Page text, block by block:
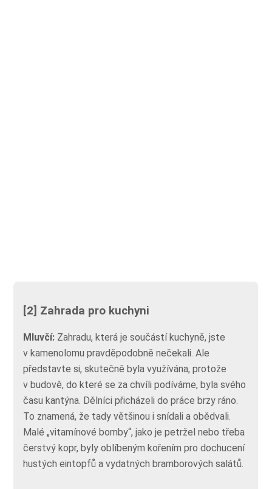
[2] Zahrada pro kuchyni
Mluvčí: Zahradu, která je součástí kuchyně, jste
v kamenolomu pravděpodobně nečekali. Ale
představte si, skutečně byla využívána, protože
v budově, do které se za chvíli podíváme, byla svého
času kantýna. Dělníci přicházeli do práce brzy ráno.
To znamená, že tady většinou i snídali a obědvali.
Malé „vitamínové bomby“, jako je petržel nebo třeba
čerstvý kopr, byly oblíbeným kořením pro dochucení
hustých eintopfů a vydatných bramborových salátů.